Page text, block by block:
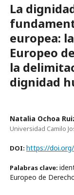
La
europea:
Europeo
la
dignidad
Natalia Ochoa
Universidad Camilo
DOI: https://
Palabras clave:
Europeo de